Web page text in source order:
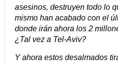
asesinos, destruyen todo lo
mismo han acabado con el
donde irán ahora los 2
¿Tal vez a Tel-Aviv?
Y ahora estos desalmados